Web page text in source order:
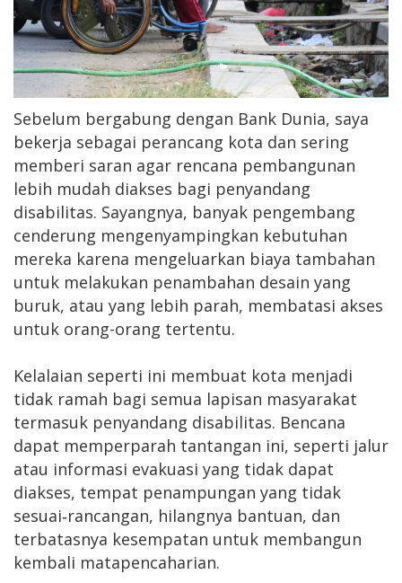
Sebelum bergabung dengan Bank Dunia, saya
bekerja sebagai perancang kota dan sering
memberi saran agar rencana pembangunan
lebih mudah diakses bagi penyandang
disabilitas. Sayangnya, banyak pengembang
cenderung mengenyampingkan kebutuhan
mereka karena mengeluarkan biaya tambahan
untuk melakukan penambahan desain yang
buruk, atau yang lebih parah, membatasi akses
untuk orang-orang tertentu.
Kelalaian seperti ini membuat kota menjadi
tidak ramah bagi semua lapisan masyarakat
termasuk penyandang disabilitas. Bencana
dapat memperparah tantangan ini, seperti jalur
atau informasi evakuasi yang tidak dapat
diakses, tempat penampungan yang tidak
sesuai‑rancangan, hilangnya bantuan, dan
terbatasnya kesempatan untuk membangun
kembali matapencaharian.